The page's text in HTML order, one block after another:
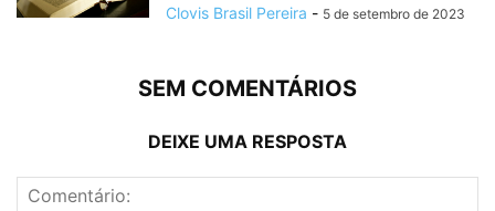
Clovis Brasil Pereira - 5 de setembro de 2023
SEM COMENTÁRIOS
DEIXE UMA RESPOSTA